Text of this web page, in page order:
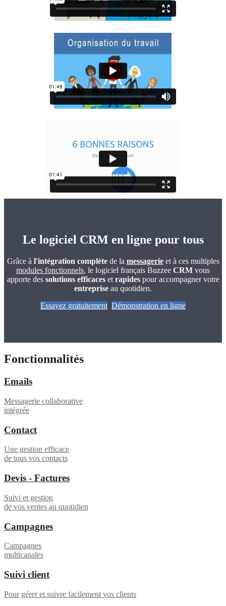
Le logiciel CRM en ligne pour tous
Grâce à l'intégration complètede la messagerieet à ces multiples
modules fonctionnels, le logiciel français Buzzee CRM vous
apporte des solutions efficaceset rapidespour accompagner votre
entreprise au quotidien.
Essayez gratuitement Démonstration en ligne
Fonctionnalités
Emails
Messagerie collaborative
intégrée
Contact
Une gestion efficace
de tous vos contacts
Devis - Factures
Suivi et gestion
de vos ventes au quotidien
Campagnes
Campagnes
multicanales
Suivi client
Pour gérer et suivre facilement vos clients